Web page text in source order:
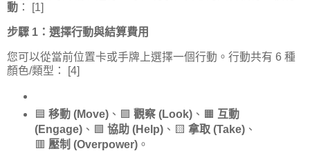
動 ： [1]
步驟 1：選擇行動與結算費用
您可以從當前位置卡或手牌上選擇一個行動。行動共有 6 種
顏色/類型：
[4]
🟦 移動 (Move)、🟪 觀察 (Look)、🟧 互動
(Engage)、🟩 協助 (Help)、🟨 拿取 (Take)、
🟥 壓制 (Overpower)。